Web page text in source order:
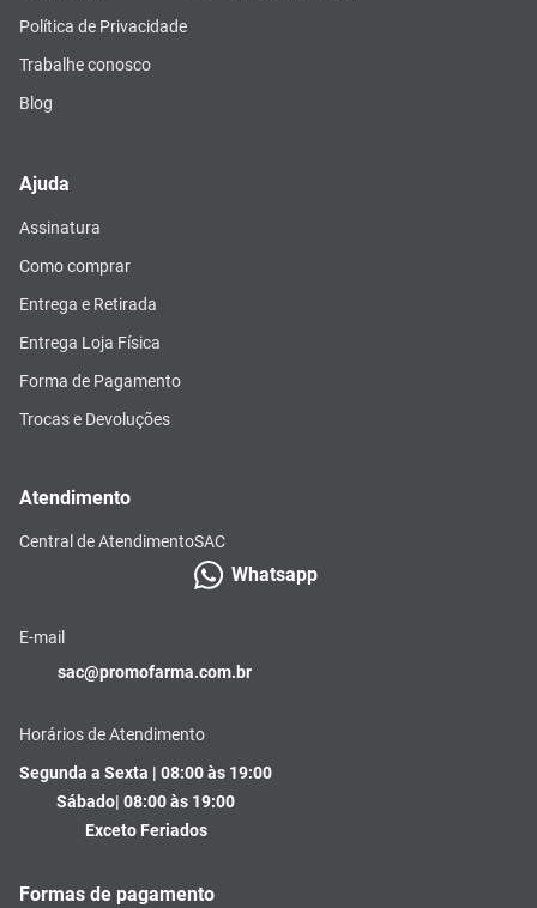
Política de Privacidade
Trabalhe conosco
Blog
Ajuda
Assinatura
Como comprar
Entrega e Retirada
Entrega Loja Física
Forma de Pagamento
Trocas e Devoluções
Atendimento
Central de AtendimentoSAC
Whatsapp
E-mail
sac@promofarma.com.br
Horários de Atendimento
Segunda a Sexta | 08:00 às 19:00
Sábado| 08:00 às 19:00
Exceto Feriados
Formas de pagamento